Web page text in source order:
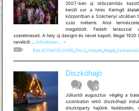
2007-ben új időszámítás
került sor a híres Keringő
központban a Széchenyi utcában
száz méterre. Ahol
megoldott. Fedett terasszal
szerelmeseit. A hely új designt és nevet kapott. Illegal 1920
nevéből … Illegál
Pub
Disco
bővebben...
→
BALATONFÖLDVÁR, Disco, Helyek, Illegál,
Diszkóhajó
Júliustól augusztus végéig a
szombaton retró diszkóhajó
diszkóparty hajóink